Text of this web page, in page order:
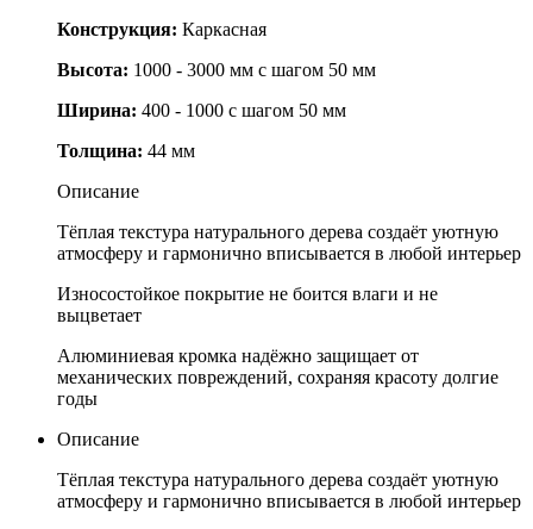
Конструкция: Каркасная
Высота: 1000 - 3000 мм с шагом 50 мм
Ширина: 400 - 1000 с шагом 50 мм
Толщина: 44 мм
Описание
Тёплая текстура натурального дерева создаёт уютную
атмосферу и гармонично вписывается в любой интерьер
Износостойкое покрытие не боится влаги и не
выцветает
Алюминиевая кромка надёжно защищает от
механических повреждений, сохраняя красоту долгие
годы
Описание
Тёплая текстура натурального дерева создаёт уютную
атмосферу и гармонично вписывается в любой интерьер